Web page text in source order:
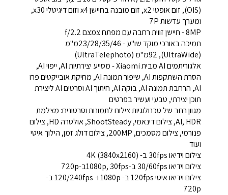
(OIS), זום אופטי x2, זום מובנה בחיישן x4 וזום דיגיטלי x30,
ומערך עדשות 7P
8MP - חיישן זווית רחבה עם מפתח צמצם f/2.2
תמיכה באורכי מוקד שו"ע - 23/28/35/46מ"מ
(UltraWide), 92מ"מ (UltraTelephoto)
אלגוריתמים AI מבית Xiaomi - מסייע יצירתיות AI, ייפוי AI,
הסרת השתקפות AI, שיפור תמונה AI, מחיקת אובייקטים פרו
AI, הרחבת תמונה AI, בוקה AI, חיתוך AI וסרטים AI ליצירת
תוכן יצירתי, טבעי ועשיר בפרטים
מגוון רחב של טכנולוגיות צילום לתמונות וסרטונים: מצלמת
AI, HDR, צילום דינאמי, ShootSteady, אולטרה HD, צילום
פנורמי, צילום מסמכים, 200MP, צילום דולג זמן, הילוך איטי
ועוד
צילום וידיאו 30fps ב- 4K (3840x2160)
צילום וידיאו 30/60fps ב-1080p, 30fpsב-720p
צילום וידיאו איטי 120fps ב- 1080p ו- 120/240fps ב-
720p